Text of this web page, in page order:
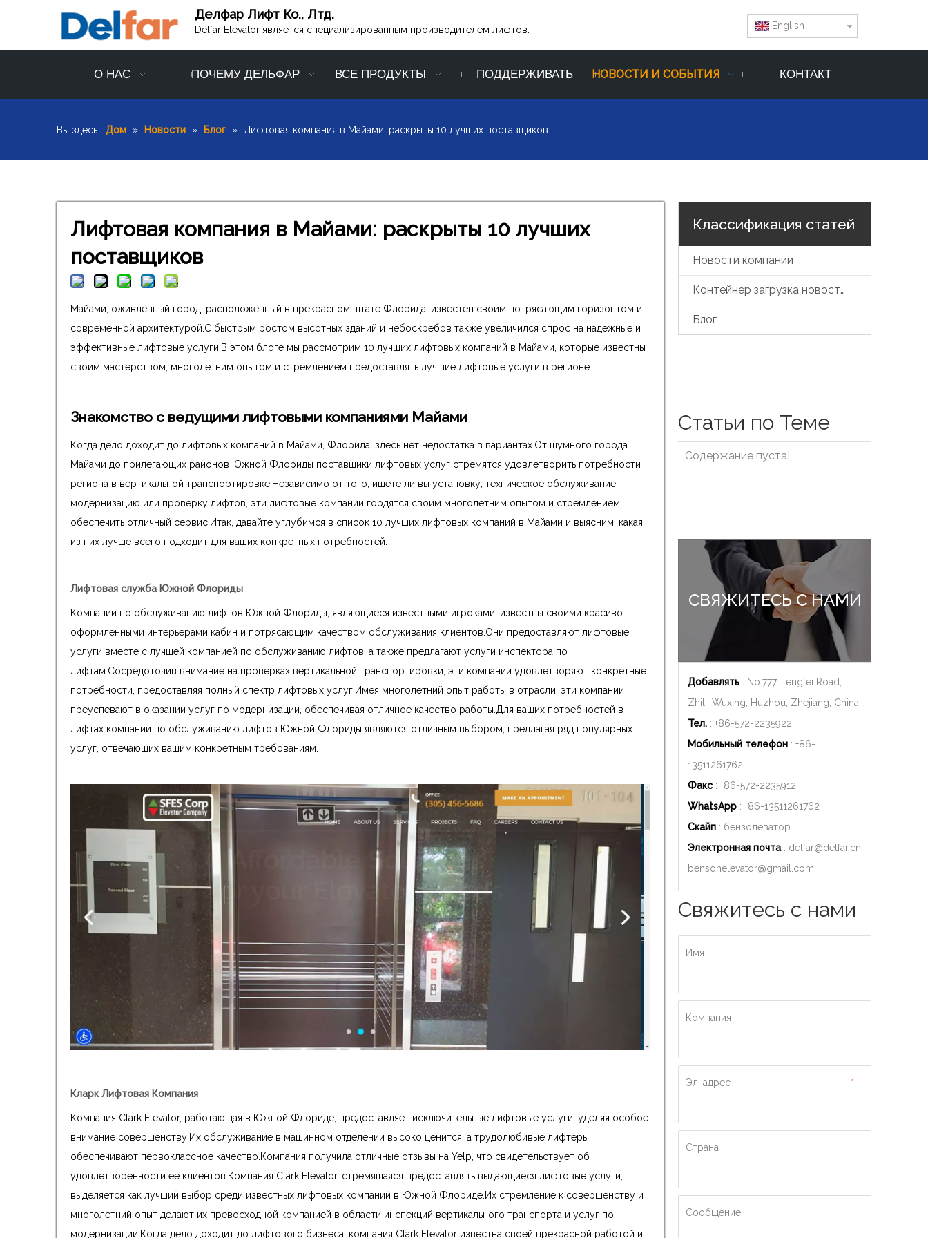
Делфар Лифт Ко., Лтд.
Delfar Elevator является специализированным производителем лифтов. English
О НАС ПОЧЕМУ ДЕЛЬФАР ВСЕ ПРОДУКТЫ ПОДДЕРЖИВАТЬ НОВОСТИ И СОБЫТИЯ КОНТАКТ
Вы здесь: Дом » Новости » Блог » Лифтовая компания в Майами: раскрыты 10 лучших поставщиков
Лифтовая компания в Майами: раскрыты 10 лучших
поставщиков
Майами, оживленный город, расположенный в прекрасном штате Флорида, известен своим потрясающим горизонтом и
современной архитектурой.С быстрым ростом высотных зданий и небоскребов также увеличился спрос на надежные и
эффективные лифтовые услуги.В этом блоге мы рассмотрим 10 лучших лифтовых компаний в Майами, которые известны
своим мастерством, многолетним опытом и стремлением предоставлять лучшие лифтовые услуги в регионе.
Знакомство с ведущими лифтовыми компаниями Майами
Когда дело доходит до лифтовых компаний в Майами, Флорида, здесь нет недостатка в вариантах.От шумного города
Майами до прилегающих районов Южной Флориды поставщики лифтовых услуг стремятся удовлетворить потребности
региона в вертикальной транспортировке.Независимо от того, ищете ли вы установку, техническое обслуживание,
модернизацию или проверку лифтов, эти лифтовые компании гордятся своим многолетним опытом и стремлением
обеспечить отличный сервис.Итак, давайте углубимся в список 10 лучших лифтовых компаний в Майами и выясним, какая
из них лучше всего подходит для ваших конкретных потребностей.
Лифтовая служба Южной Флориды
Компании по обслуживанию лифтов Южной Флориды, являющиеся известными игроками, известны своими красиво
оформленными интерьерами кабин и потрясающим качеством обслуживания клиентов.Они предоставляют лифтовые
услуги вместе с лучшей компанией по обслуживанию лифтов, а также предлагают услуги инспектора по
лифтам.Сосредоточив внимание на проверках вертикальной транспортировки, эти компании удовлетворяют конкретные
потребности, предоставляя полный спектр лифтовых услуг.Имея многолетний опыт работы в отрасли, эти компании
преуспевают в оказании услуг по модернизации, обеспечивая отличное качество работы.Для ваших потребностей в
лифтах компании по обслуживанию лифтов Южной Флориды являются отличным выбором, предлагая ряд популярных
услуг, отвечающих вашим конкретным требованиям.
Кларк Лифтовая Компания
Компания Clark Elevator, работающая в Южной Флориде, предоставляет исключительные лифтовые услуги, уделяя особое
внимание совершенству.Их обслуживание в машинном отделении высоко ценится, а трудолюбивые лифтеры
обеспечивают первоклассное качество.Компания получила отличные отзывы на Yelp, что свидетельствует об
удовлетворенности ее клиентов.Компания Clark Elevator, стремящаяся предоставлять выдающиеся лифтовые услуги,
выделяется как лучший выбор среди известных лифтовых компаний в Южной Флориде.Их стремление к совершенству и
многолетний опыт делают их превосходной компанией в области инспекций вертикального транспорта и услуг по
модернизации.Когда дело доходит до лифтового бизнеса, компания Clark Elevator известна своей прекрасной работой и
Классификация статей
Новости компании
Контейнер загрузка новостей
Блог
Статьи по Теме
Содержание пуста!
СВЯЖИТЕСЬ С НАМИ
Добавлять : No.777, Tengfei Road,
Zhili, Wuxing, Huzhou, Zhejiang, China.
Тел. : +86-572-2235922
Мобильный телефон : +86-
13511261762
Факс : +86-572-2235912
WhatsApp : +86-13511261762
Скайп : бензолеватор
Электронная почта: delfar@delfar.cn
bensonelevator@gmail.com
Свяжитесь с нами
Имя
Компания
*
Эл. адрес
Страна
Сообщение